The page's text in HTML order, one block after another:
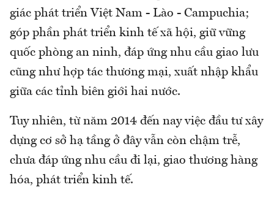
giác phát triển Việt Nam - Lào - Campuchia;
góp phần phát triển kinh tế xã hội, giữ vững
quốc phòng an ninh, đáp ứng nhu cầu giao lưu
cũng như hợp tác thương mại, xuất nhập khẩu
giữa các tỉnh biên giới hai nước.
Tuy nhiên, từ năm 2014 đến nay việc đầu tư xây
dựng cơ sở hạ tầng ở đây vẫn còn chậm trễ,
chưa đáp ứng nhu cầu đi lại, giao thương hàng
hóa, phát triển kinh tế.